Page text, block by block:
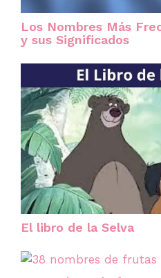
Los Nombres Más
y sus Significados
El libro de la Selva